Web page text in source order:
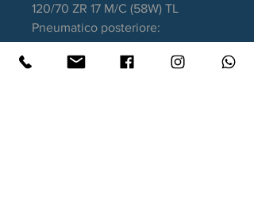
120/70 ZR 17 M/C (58W) TL
Pneumatico posteriore:
180/55 ZR 17 M/C (73W) TL
Garanzia DOT recente